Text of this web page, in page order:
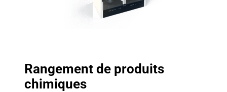
Rangement de produits
chimiques